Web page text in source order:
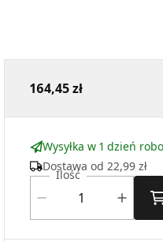
164,45 zł
Wysyłka w 1 dzień
Dostawa od 22,99 zł
Ilość